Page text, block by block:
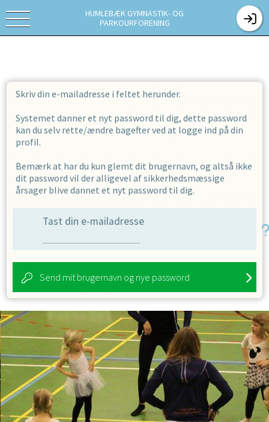
HUMLEBÆK GYMNASTIK- OG
PARKOURFORENING
Skriv din e-mailadresse i feltet herunder.
Systemet danner et nyt password til dig, dette password
kan du selv rette/ændre bagefter ved at logge ind på din
profil.
Bemærk at har du kun glemt dit brugernavn, og altså ikke
dit password vil der alligevel af sikkerhedsmæssige
årsager blive dannet et nyt password til dig.
Tast din e-mailadresse
Send mit brugernavn og nye password